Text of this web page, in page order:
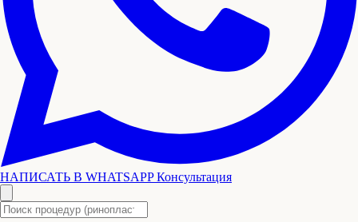
НАПИСАТЬ В WHATSAPPКонсультация